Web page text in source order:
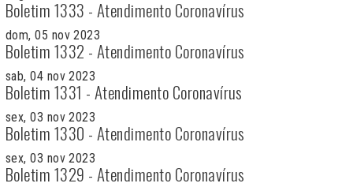
Boletim 1333 - Atendimento Coronavírus
dom, 05 nov 2023
Boletim 1332 - Atendimento Coronavírus
sab, 04 nov 2023
Boletim 1331 - Atendimento Coronavírus
sex, 03 nov 2023
Boletim 1330 - Atendimento Coronavírus
sex, 03 nov 2023
Boletim 1329 - Atendimento Coronavírus